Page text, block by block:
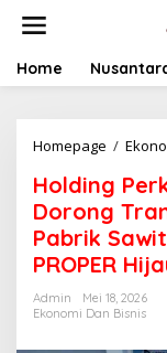
t
Home
Homepage /
Holding
Dorong
Pabrik
PROPER
Admin
Mei 18, 2026
Ekonomi Dan Bisnis